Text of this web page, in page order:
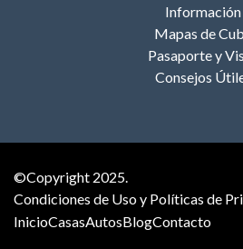
Información
Mapas de
Pasaporte y
Consejos
©Copyright 2025.
Condiciones de Uso y Políticas de
InicioCasasAutosBlogContacto